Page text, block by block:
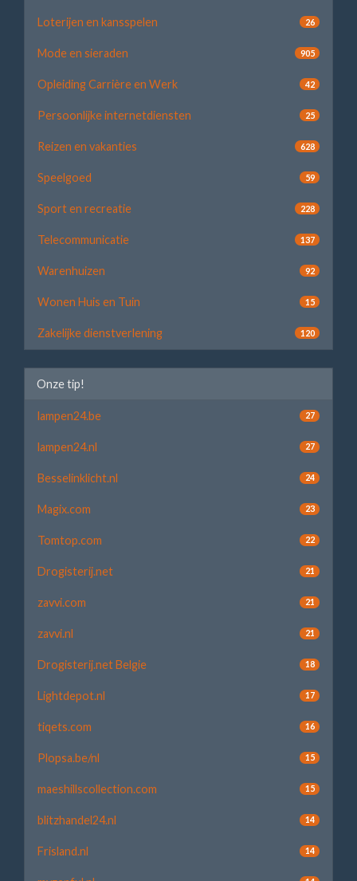
Loterijen en kansspelen 26
Mode en sieraden 905
Opleiding Carrière en Werk 42
Persoonlijke internetdiensten 25
Reizen en vakanties 628
Speelgoed 59
Sport en recreatie 228
Telecommunicatie 137
Warenhuizen 92
Wonen Huis en Tuin 15
Zakelijke dienstverlening 120
Onze tip!
lampen24.be 27
lampen24.nl 27
Besselinklicht.nl 24
Magix.com 23
Tomtop.com 22
Drogisterij.net 21
zavvi.com 21
zavvi.nl 21
Drogisterij.net Belgie 18
Lightdepot.nl 17
tiqets.com 16
Plopsa.be/nl 15
maeshillscollection.com 15
blitzhandel24.nl 14
Frisland.nl 14